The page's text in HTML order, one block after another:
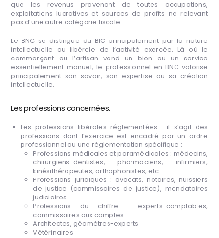
que les revenus provenant de toutes occupations,
exploitations lucratives et sources de profits ne relevant
pas d’une autre catégorie fiscale.
Le BNC se distingue du BIC principalement par la nature
intellectuelle ou libérale de l’activité exercée. Là où le
commerçant ou l’artisan vend un bien ou un service
essentiellement manuel, le professionnel en BNC valorise
principalement son savoir, son expertise ou sa création
intellectuelle.
Les professions concernées.
Les professions libérales réglementées : il s’agit des
professions dont l’exercice est encadré par un ordre
professionnel ou une réglementation spécifique :
Professions médicales et paramédicales : médecins,
chirurgiens-dentistes, pharmaciens, infirmiers,
kinésithérapeutes, orthophonistes, etc.
Professions juridiques : avocats, notaires, huissiers
de justice (commissaires de justice), mandataires
judiciaires
Professions du chiffre : experts-comptables,
commissaires aux comptes
Architectes, géomètres-experts
Vétérinaires